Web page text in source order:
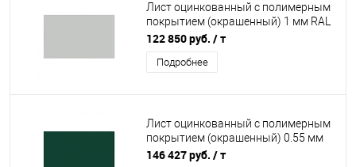
Лист оцинкованный с полимерным
покрытием (окрашенный) 1 мм RAL
7035
122 850 руб. / т
Подробнее
Лист оцинкованный с полимерным
покрытием (окрашенный) 0.55 мм
RAL 6005
146 427 руб. / т